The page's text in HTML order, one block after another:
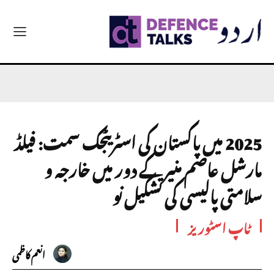
2025 میں پاکستان کی اسٹریٹجک سمت: فیلڈ
مارشل عاصم منیر کے دور میں خارجہ و
سلامتی پالیسی کی تشکیل نو
ٹاپ اسٹوریز
انعم کاظمی